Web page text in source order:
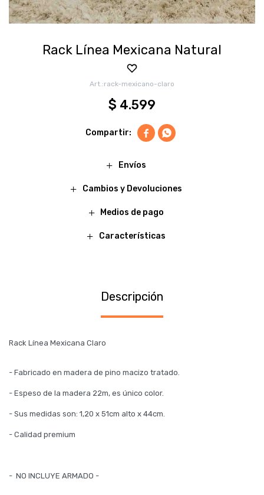
Rack Línea Mexicana Natural
rack-mexicano-claro
$ 4.599
 
Envíos
Cambios y Devoluciones
Medios de pago
Características
Descripción
Rack Línea Mexicana Claro
- Fabricado en madera de pino macizo tratado.
- Espeso de la madera 22m, es único color.
- Sus medidas son: 1,20 x 51cm alto x 44cm.
- Calidad premium
- NO INCLUYE ARMADO -